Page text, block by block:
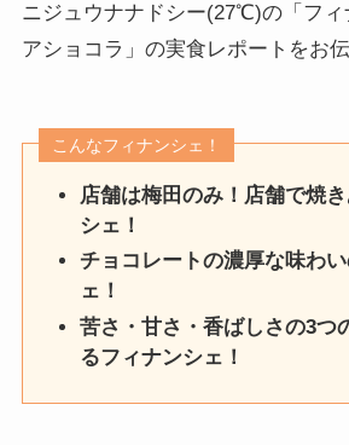
ニジュウナナドシー(27℃)の「フィ
アショコラ」の実食レポートをお伝
こんなフィナンシェ！
店舗は梅田のみ！店舗で焼
シェ！
チョコレートの濃厚な味わ
ェ！
苦さ・甘さ・香ばしさの3つ
るフィナンシェ！